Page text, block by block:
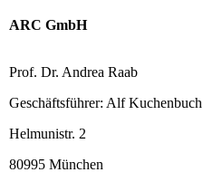
ARC GmbH
Prof. Dr. Andrea Raab
Geschäftsführer: Alf Kuchenbuch
Helmunistr. 2
80995 München